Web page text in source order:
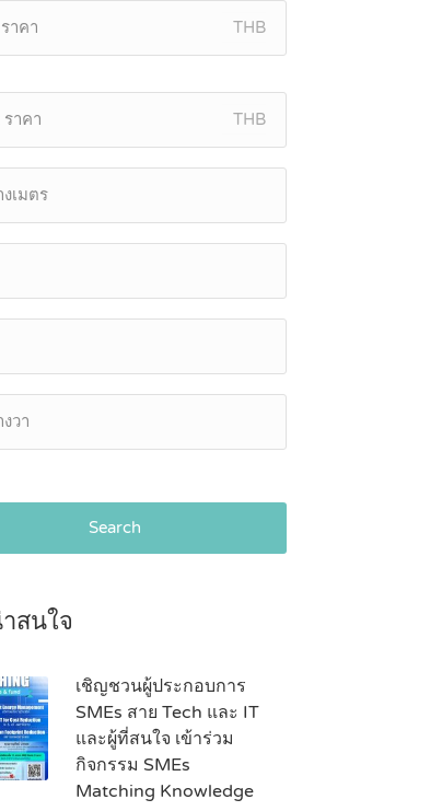
THB
THB
Search
สนใจ
เชิญชวนผู้ประกอบการ
SMEs สาย Tech และ IT
และผู้ที่สนใจ เข้าร่วม
กิจกรรม SMEs
Matching Knowledge